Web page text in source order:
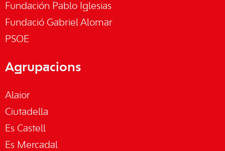
Fundación Pablo Iglesias
Fundació Gabriel Alomar
PSOE
Agrupacions
Alaior
Ciutadella
Es Castell
Es Mercadal